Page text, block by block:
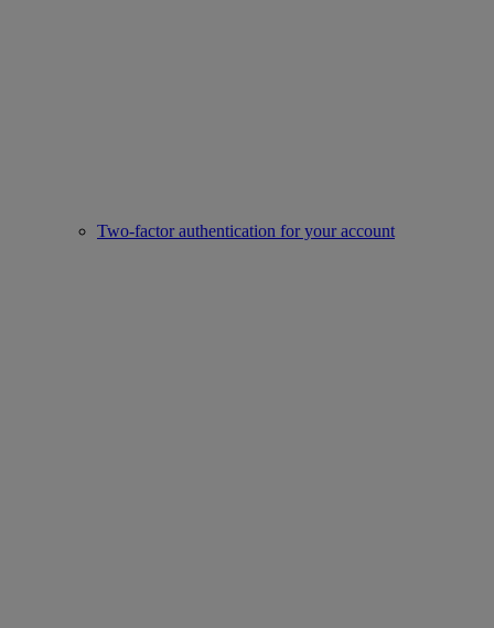
Two-factor authentication for your account